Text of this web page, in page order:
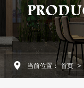
于我们
公司简介
发展历程
我们的团队
当前位置： 首页 >